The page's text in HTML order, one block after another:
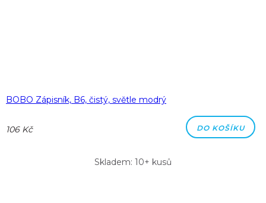
BOBO Zápisník, B6, čistý, světle modrý
106 Kč DO KOŠÍKU
Skladem: 10+ kusů